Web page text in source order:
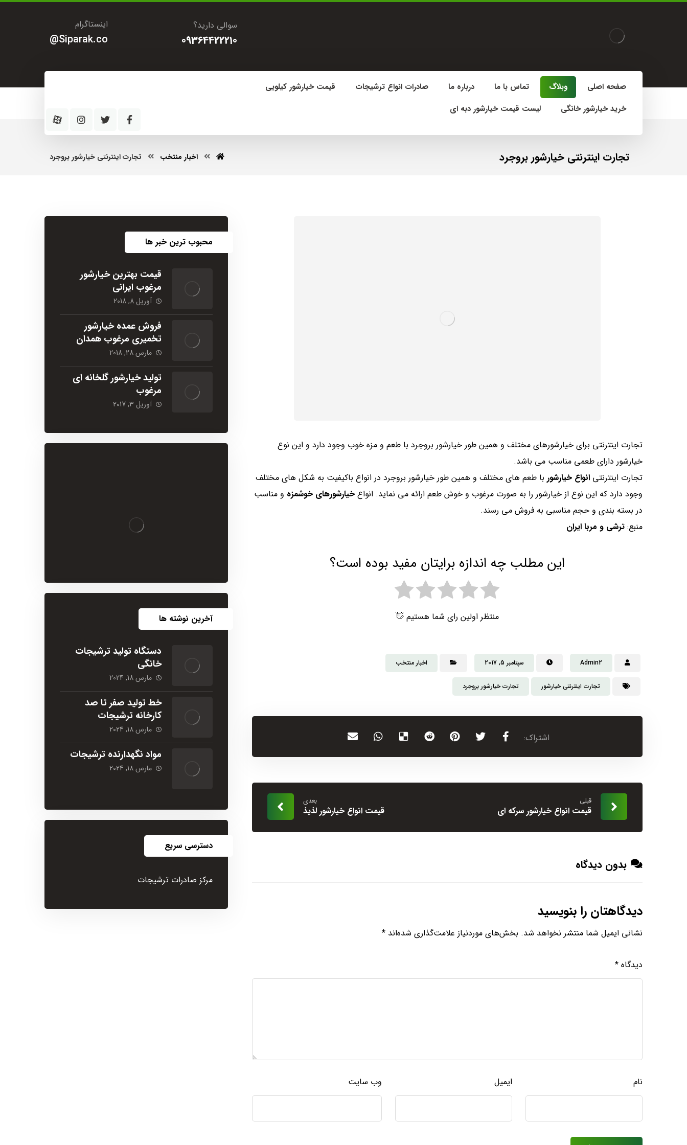
اینستاگرام
Siparak.co@
سوالی دارید؟
09364422210
صفحه اصلی وبلاگ تماس با ما درباره ما صادرات انواع ترشیجات
قیمت خیارشور کیلویی
خرید خیارشور خانگی
لیست قیمت خیارشور دبه ای
تجارت اینترنتی خیارشور بروجرد اخبار منتخب تجارت اینترنتی خیارشور بروجرد
تجارت اینترنتی برای خیارشورهای مختلف و همین طور خیارشور بروجرد با طعم و مزه خوب وجود دارد و این نوع
خیارشور دارای طعمی مناسب می باشد.
تجارت اینترنتی انواع خیارشور با طعم های مختلف و همین طور خیارشور بروجرد در انواع باکیفیت به شکل های مختلف
وجود دارد که این نوع از خیارشور را به صورت مرغوب و خوش طعم ارائه می نماید. انواع خیارشورهای خوشمزه و مناسب
در بسته بندی و حجم مناسبی به فروش می رسند.
منبع: ترشی و مربا ایران
این مطلب چه اندازه برایتان مفید بوده است؟
منتظر اولین رای شما هستیم 👋
Admin2 سپتامبر 5, 2017 اخبار منتخب
تجارت اینترنتی خیارشور تجارت خیارشور بروجرد
قبلی
قیمت انواع خیارشور سرکه ای
بعدی
قیمت انواع خیارشور لذیذ
بدون دیدگاه
دیدگاهتان را بنویسید
نشانی ایمیل شما منتشر نخواهد شد. بخش‌های موردنیاز علامت‌گذاری شده‌اند *
دیدگاه *
نام ایمیل وب‌ سایت
محبوب ترین خبر ها
قیمت بهترین خیارشور
مرغوب ایرانی
آوریل 8, 2018
فروش عمده خیارشور
تخمیری مرغوب همدان
مارس 28, 2018
تولید خیارشور گلخانه ای
مرغوب
آوریل 3, 2017
آخرین نوشته ها
دستگاه تولید ترشیجات
خانگی
مارس 18, 2024
خط تولید صفر تا صد
کارخانه ترشیجات
مارس 18, 2024
مواد نگهدارنده ترشیجات
مارس 18, 2024
دسترسی سریع
مرکز صادرات ترشیجات